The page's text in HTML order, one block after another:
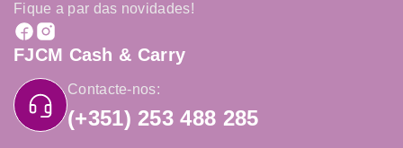
Fique a par das novidades!
FJCM Cash & Carry
Contacte-nos:
(+351) 253 488 285